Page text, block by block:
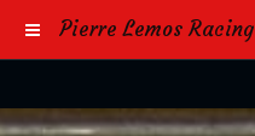
Pierre Lemos Racing